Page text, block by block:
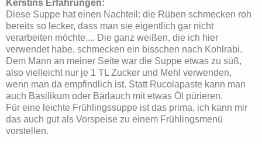
Kerstins Erfahrungen:
Diese Suppe hat einen Nachteil: die Rüben schmecken roh
bereits so lecker, dass man sie eigentlich gar nicht
verarbeiten möchte.... Die ganz weißen, die ich hier
verwendet habe, schmecken ein bisschen nach Kohlrabi.
Dem Mann an meiner Seite war die Suppe etwas zu süß,
also vielleicht nur je 1 TL Zucker und Mehl verwenden,
wenn man da empfindlich ist. Statt Rucolapaste kann man
auch Basilikum oder Bärlauch mit etwas Öl pürieren.
Für eine leichte Frühlingssuppe ist das prima, ich kann mir
das auch gut als Vorspeise zu einem Frühlingsmenü
vorstellen.